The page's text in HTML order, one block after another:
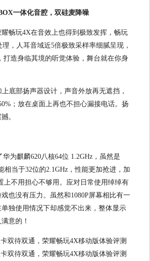
一体化音腔，双硅麦降噪
畅玩4X在音效上也得到极致发挥，畅玩
，人耳音域近5倍极致采样率细腻呈现，
打造身临其境的听觉体验，舞台就在你身
底部扬声器设计，声音外放再无遮挡，
；放在桌面上再也不担心漏接电话。扬
。
为麒麟620八核64位 1.2GHz，虽然是
相当于32位的2.1GHz，性能更加抢进，加
上不用担心不够用。应对日常使用绰绰有
也没有压力。虽然和1080P屏幕相比有一
独使用情况下却感觉不出来，整体显示
意的！